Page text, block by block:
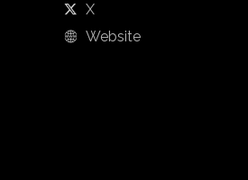
X
Website